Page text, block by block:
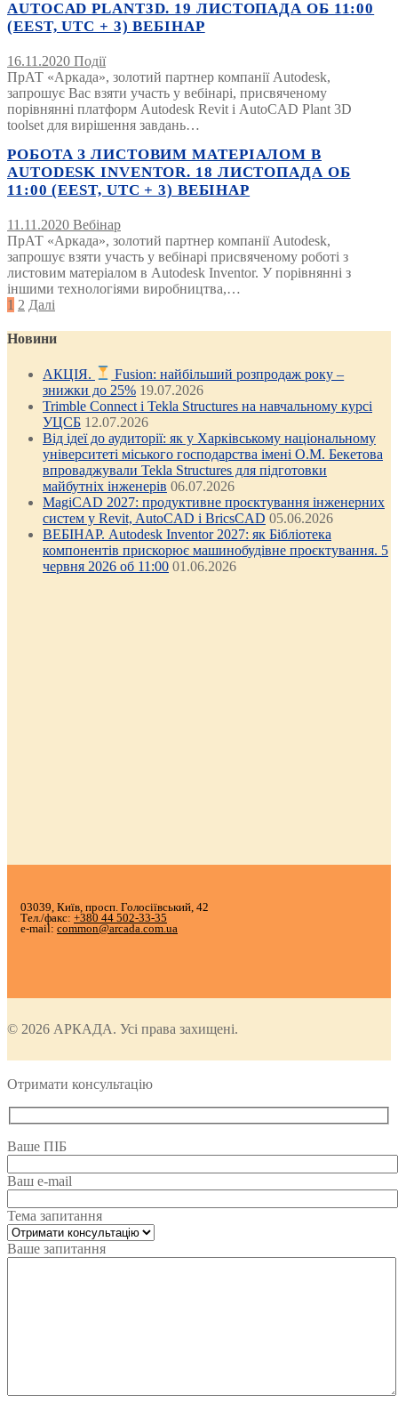
AUTOCAD PLANT3D. 19 ЛИСТОПАДА ОБ 11:00
(EEST, UTC + 3) ВЕБІНАР
16.11.2020 Події
ПрАТ «Аркада», золотий партнер компанії Autodesk,
запрошує Вас взяти участь у вебінарі, присвяченому
порівнянні платформ Autodesk Revit і AutoCAD Plant 3D
toolset для вирішення завдань…
РОБОТА З ЛИСТОВИМ МАТЕРІАЛОМ В
AUTODESK INVENTOR. 18 ЛИСТОПАДА ОБ
11:00 (EEST, UTC + 3) ВЕБІНАР
11.11.2020 Вебінар
ПрАТ «Аркада», золотий партнер компанії Autodesk,
запрошує взяти участь у вебінарі присвяченому роботі з
листовим матеріалом в Autodesk Inventor. У порівнянні з
іншими технологіями виробництва,…
Posts
pagination
1 2 Далі
Новини
АКЦІЯ.
Fusion: найбільший розпродаж року –
знижки до 25% 19.07.2026
Trimble Connect і Tekla Structures на навчальному курсі
УЦСБ 12.07.2026
Від ідеї до аудиторії: як у Харківському національному
університеті міського господарства імені О.М. Бекетова
впроваджували Tekla Structures для підготовки
майбутніх інженерів 06.07.2026
MagiCAD 2027: продуктивне проєктування інженерних
систем у Revit, AutoCAD і BricsCAD 05.06.2026
ВЕБІНАР. Autodesk Inventor 2027: як Бібліотека
компонентів прискорює машинобудівне проєктування. 5
червня 2026 об 11:00 01.06.2026
03039, Київ, просп. Голосіївський, 42
Тел./факс: +380 44 502-33-35
e-mail: common@arcada.com.ua
© 2026 АРКАДА. Усі права захищені.
Отримати консультацію
Ваше ПІБ
Ваш e-mail
Тема запитання
Ваше запитання